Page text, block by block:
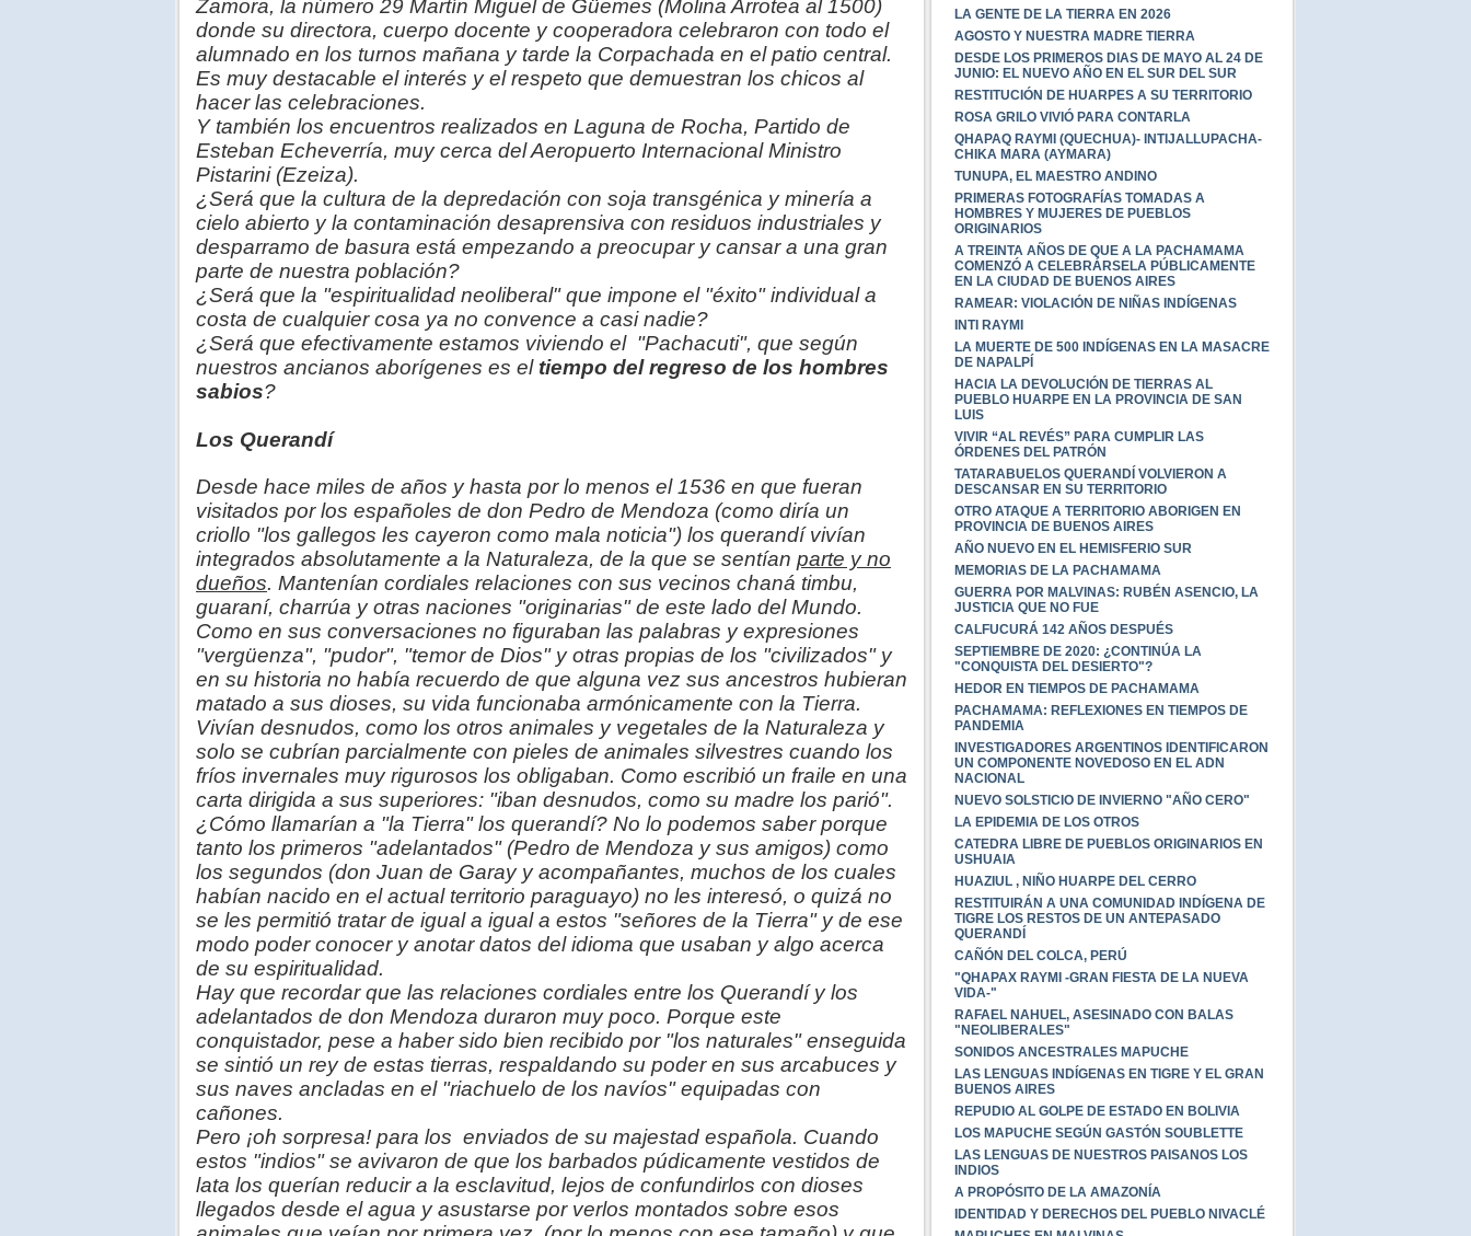
Zamora, la número 29 Martín Miguel de Güemes (Molina Arrotea al 1500)
donde su directora, cuerpo docente y cooperadora celebraron con todo el
alumnado en los turnos mañana y tarde la Corpachada en el patio central.
Es muy destacable el interés y el respeto que demuestran los chicos al
hacer las celebraciones.
Y también los encuentros realizados en Laguna de Rocha, Partido de
Esteban Echeverría, muy cerca del Aeropuerto Internacional Ministro
Pistarini (Ezeiza).
¿Será que la cultura de la depredación con soja transgénica y minería a
cielo abierto y la contaminación desaprensiva con residuos industriales y
desparramo de basura está empezando a preocupar y cansar a una gran
parte de nuestra población?
¿Será que la "espiritualidad neoliberal" que impone el "éxito" individual a
costa de cualquier cosa ya no convence a casi nadie?
¿Será que efectivamente estamos viviendo el "Pachacuti", que según
nuestros ancianos aborígenes es el tiempo del regreso de los hombres
sabios?
Los Querandí
Desde hace miles de años y hasta por lo menos el 1536 en que fueran
visitados por los españoles de don Pedro de Mendoza (como diría un
criollo "los gallegos les cayeron como mala noticia") los querandí vivían
integrados absolutamente a la Naturaleza, de la que se sentían parte y no
dueños. Mantenían cordiales relaciones con sus vecinos chaná timbu,
guaraní, charrúa y otras naciones "originarias" de este lado del Mundo.
Como en sus conversaciones no figuraban las palabras y expresiones
"vergüenza", "pudor", "temor de Dios" y otras propias de los "civilizados" y
en su historia no había recuerdo de que alguna vez sus ancestros hubieran
matado a sus dioses, su vida funcionaba armónicamente con la Tierra.
Vivían desnudos, como los otros animales y vegetales de la Naturaleza y
solo se cubrían parcialmente con pieles de animales silvestres cuando los
fríos invernales muy rigurosos los obligaban. Como escribió un fraile en una
carta dirigida a sus superiores: "iban desnudos, como su madre los parió".
¿Cómo llamarían a "la Tierra" los querandí? No lo podemos saber porque
tanto los primeros "adelantados" (Pedro de Mendoza y sus amigos) como
los segundos (don Juan de Garay y acompañantes, muchos de los cuales
habían nacido en el actual territorio paraguayo) no les interesó, o quizá no
se les permitió tratar de igual a igual a estos "señores de la Tierra" y de ese
modo poder conocer y anotar datos del idioma que usaban y algo acerca
de su espiritualidad.
Hay que recordar que las relaciones cordiales entre los Querandí y los
adelantados de don Mendoza duraron muy poco. Porque este
conquistador, pese a haber sido bien recibido por "los naturales" enseguida
se sintió un rey de estas tierras, respaldando su poder en sus arcabuces y
sus naves ancladas en el "riachuelo de los navíos" equipadas con
cañones.
Pero ¡oh sorpresa! para los enviados de su majestad española. Cuando
estos "indios" se avivaron de que los barbados púdicamente vestidos de
lata los querían reducir a la esclavitud, lejos de confundirlos con dioses
llegados desde el agua y asustarse por verlos montados sobre esos
LA GENTE DE LA TIERRA EN 2026
AGOSTO Y NUESTRA MADRE TIERRA
DESDE LOS PRIMEROS DIAS DE MAYO AL 24 DE
JUNIO: EL NUEVO AÑO EN EL SUR DEL SUR
RESTITUCIÓN DE HUARPES A SU TERRITORIO
ROSA GRILO VIVIÓ PARA CONTARLA
QHAPAQ RAYMI (QUECHUA)- INTIJALLUPACHA-
CHIKA MARA (AYMARA)
TUNUPA, EL MAESTRO ANDINO
PRIMERAS FOTOGRAFÍAS TOMADAS A
HOMBRES Y MUJERES DE PUEBLOS
ORIGINARIOS
A TREINTA AÑOS DE QUE A LA PACHAMAMA
COMENZÓ A CELEBRÁRSELA PÚBLICAMENTE
EN LA CIUDAD DE BUENOS AIRES
RAMEAR: VIOLACIÓN DE NIÑAS INDÍGENAS
INTI RAYMI
LA MUERTE DE 500 INDÍGENAS EN LA MASACRE
DE NAPALPÍ
HACIA LA DEVOLUCIÓN DE TIERRAS AL
PUEBLO HUARPE EN LA PROVINCIA DE SAN
LUIS
VIVIR “AL REVÉS” PARA CUMPLIR LAS
ÓRDENES DEL PATRÓN
TATARABUELOS QUERANDÍ VOLVIERON A
DESCANSAR EN SU TERRITORIO
OTRO ATAQUE A TERRITORIO ABORIGEN EN
PROVINCIA DE BUENOS AIRES
AÑO NUEVO EN EL HEMISFERIO SUR
MEMORIAS DE LA PACHAMAMA
GUERRA POR MALVINAS: RUBÉN ASENCIO, LA
JUSTICIA QUE NO FUE
CALFUCURÁ 142 AÑOS DESPUÉS
SEPTIEMBRE DE 2020: ¿CONTINÚA LA
"CONQUISTA DEL DESIERTO"?
HEDOR EN TIEMPOS DE PACHAMAMA
PACHAMAMA: REFLEXIONES EN TIEMPOS DE
PANDEMIA
INVESTIGADORES ARGENTINOS IDENTIFICARON
UN COMPONENTE NOVEDOSO EN EL ADN
NACIONAL
NUEVO SOLSTICIO DE INVIERNO "AÑO CERO"
LA EPIDEMIA DE LOS OTROS
CATEDRA LIBRE DE PUEBLOS ORIGINARIOS EN
USHUAIA
HUAZIUL , NIÑO HUARPE DEL CERRO
RESTITUIRÁN A UNA COMUNIDAD INDÍGENA DE
TIGRE LOS RESTOS DE UN ANTEPASADO
QUERANDÍ
CAÑÓN DEL COLCA, PERÚ
"QHAPAX RAYMI -GRAN FIESTA DE LA NUEVA
VIDA-"
RAFAEL NAHUEL, ASESINADO CON BALAS
"NEOLIBERALES"
SONIDOS ANCESTRALES MAPUCHE
LAS LENGUAS INDÍGENAS EN TIGRE Y EL GRAN
BUENOS AIRES
REPUDIO AL GOLPE DE ESTADO EN BOLIVIA
LOS MAPUCHE SEGÚN GASTÓN SOUBLETTE
LAS LENGUAS DE NUESTROS PAISANOS LOS
INDIOS
A PROPÓSITO DE LA AMAZONÍA
IDENTIDAD Y DERECHOS DEL PUEBLO NIVACLÉ